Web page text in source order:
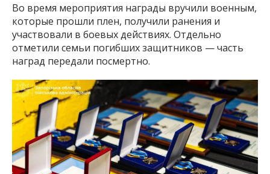
Во время мероприятия награды вручили военным,
которые прошли плен, получили ранения и
участвовали в боевых действиях. Отдельно
отметили семьи погибших защитников — часть
наград передали посмертно.